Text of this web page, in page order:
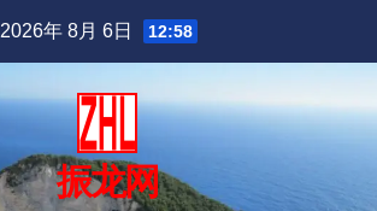
2026年 8月 6日 12:58
振龙网